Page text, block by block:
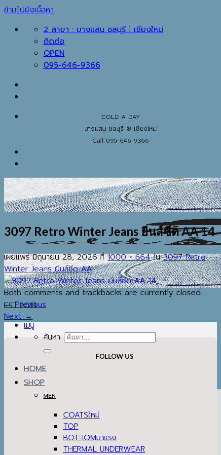
ข้ามไปยังเนื้อหา
2 สาขา : บางแสน ชลบุรี ⁞ เชียงใหม่
ติดต่อ
OPEN
095-646-9366
COLD A DAY
บางแสน ชลบุรี ❆ เชียงใหม่
Call 095-646-9366
EST.2013
เมนู
ค้นหา:
HOME
SHOP
MEN
COATS
TOP
BOTTOM
THERMAL UNDERWEAR
3097 Retro Winter Jeans ยีนส์ซีด AA 14
เผยแพร่มิถุนายน 28, 2026ที่1000 × 664ใน3097 Retro
Winter Jeans ยีนส์ซีด AA
Both comments and trackbacks are currently closed.
←Previous
Next→
FOLLOW US